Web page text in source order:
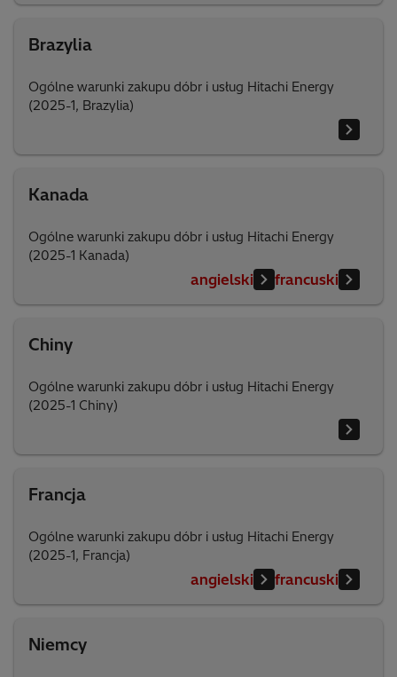
Brazylia
Ogólne warunki zakupu dóbr i usług Hitachi Energy
(2025-1, Brazylia)
Kanada
Ogólne warunki zakupu dóbr i usług Hitachi Energy
(2025-1 Kanada)
angielski francuski
Chiny
Ogólne warunki zakupu dóbr i usług Hitachi Energy
(2025-1 Chiny)
Francja
Ogólne warunki zakupu dóbr i usług Hitachi Energy
(2025-1, Francja)
angielski francuski
Niemcy